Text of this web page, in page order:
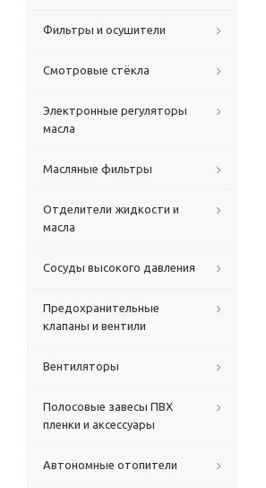
Фильтры и осушители
Смотровые стёкла
Электронные регуляторы
масла
Масляные фильтры
Отделители жидкости и
масла
Сосуды высокого давления
Предохранительные
клапаны и вентили
Вентиляторы
Полосовые завесы ПВХ
пленки и аксессуары
Автономные отопители